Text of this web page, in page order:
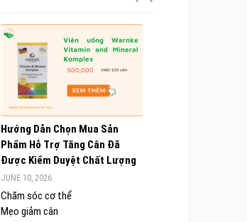
Hướng Dẫn Chọn Mua Sản
Phẩm Hỗ Trợ Tăng Cân Đã
Được Kiểm Duyệt Chất Lượng
JUNE 10, 2026
Chăm sóc cơ thể
Mẹo giảm cân